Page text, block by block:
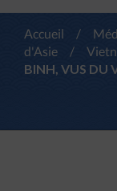
Accueil /
d'Asie
/
BINH, VUS DU